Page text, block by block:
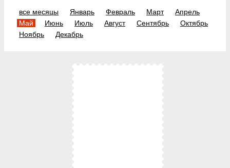
все месяцы Январь Февраль Март
Апрель
Май
Июнь Июль Август Сентябрь
Октябрь
Ноябрь
Декабрь